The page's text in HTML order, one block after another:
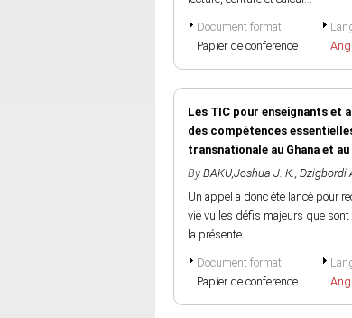
Document format
Papier de conference
Les TIC pour enseignants et
des compétences
transnationale au Ghana et
By BAKU,Joshua J. K., Dzigbordi
Un appel a donc été lancé pour
vie vu les défis majeurs que
la présente...
Document format
Papier de conference